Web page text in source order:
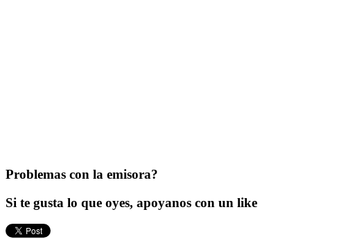
Problemas con la emisora?
Si te gusta lo que oyes, apoyanos con un like